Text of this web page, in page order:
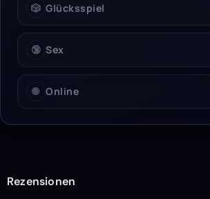
🎲 Glücksspiel
🔞 Sex
🌐 Online
Rezensionen